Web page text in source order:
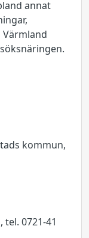
annat
kommun,
tel. 0721-41